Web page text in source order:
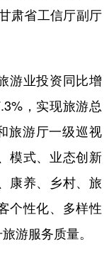
肃省工信厅副厅
业投资同比增
，实现旅游总
旅游厅一级巡视
模式、业态创新
康养、乡村、旅
个性化、多样性
游服务质量。